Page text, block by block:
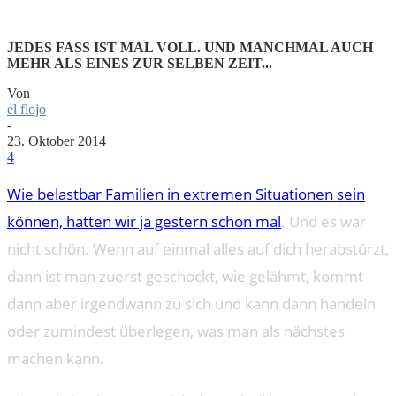
JEDES FASS IST MAL VOLL. UND MANCHMAL AUCH
MEHR ALS EINES ZUR SELBEN ZEIT...
Von
el flojo
-
23. Oktober 2014
4
Wie belastbar Familien in extremen Situationen sein
können, hatten wir ja gestern schon mal. Und es war
nicht schön. Wenn auf einmal alles auf dich herabstürzt,
dann ist man zuerst geschockt, wie gelähmt, kommt
dann aber irgendwann zu sich und kann dann handeln
oder zumindest überlegen, was man als nächstes
machen kann.